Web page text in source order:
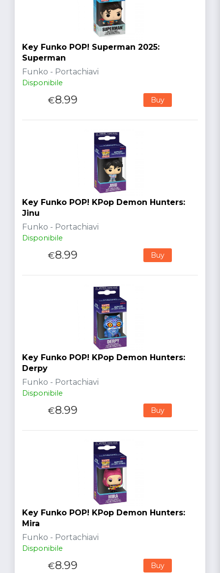
Key Funko POP! Superman 2025:
Superman
Funko - Portachiavi
Disponibile
€8.99 Buy
Key Funko POP! KPop Demon Hunters:
Jinu
Funko - Portachiavi
Disponibile
€8.99 Buy
Key Funko POP! KPop Demon Hunters:
Derpy
Funko - Portachiavi
Disponibile
€8.99 Buy
Key Funko POP! KPop Demon Hunters:
Mira
Funko - Portachiavi
Disponibile
€8.99 Buy